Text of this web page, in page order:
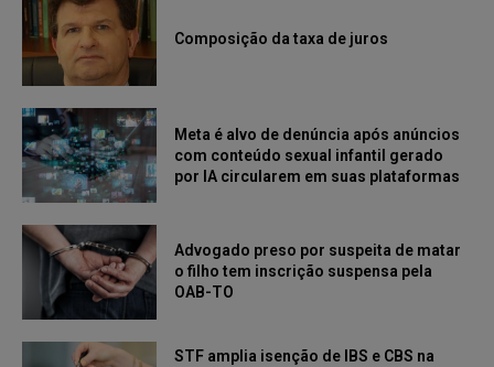
Composição da taxa de juros
Meta é alvo de denúncia após anúncios
com conteúdo sexual infantil gerado
por IA circularem em suas plataformas
Advogado preso por suspeita de matar
o filho tem inscrição suspensa pela
OAB-TO
STF amplia isenção de IBS e CBS na